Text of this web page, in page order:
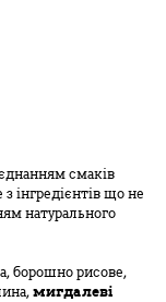
смаків
інгредієнтів що не
натурального
борошно рисове,
мигдалеві